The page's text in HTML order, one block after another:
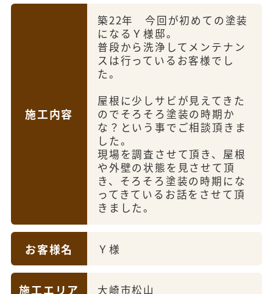
施工内容
築22年 今回が初めての塗装
になるＹ様邸。
普段から洗浄してメンテナン
スは行っているお客様でし
た。
屋根に少しサビが見えてきた
のでそろそろ塗装の時期か
な？という事でご相談頂きま
した。
現場を調査させて頂き、屋根
や外壁の状態を見させて頂
き、そろそろ塗装の時期にな
ってきているお話をさせて頂
きました。
お客様名 Ｙ様
施工エリア 大崎市松山